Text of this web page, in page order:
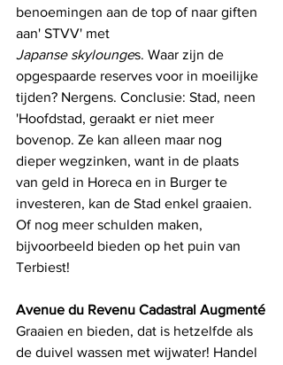
benoemingen aan de top of naar giften
aan' STVV' met
Japanse skylounges. Waar zijn de
opgespaarde reserves voor in moeilijke
tijden? Nergens. Conclusie: Stad, neen
'Hoofdstad, geraakt er niet meer
bovenop. Ze kan alleen maar nog
dieper wegzinken, want in de plaats
van geld in Horeca en in Burger te
investeren, kan de Stad enkel graaien.
Of nog meer schulden maken,
bijvoorbeeld bieden op het puin van
Terbiest!
Avenue du Revenu Cadastral Augmenté
Graaien en bieden, dat is hetzelfde als
de duivel wassen met wijwater! Handel